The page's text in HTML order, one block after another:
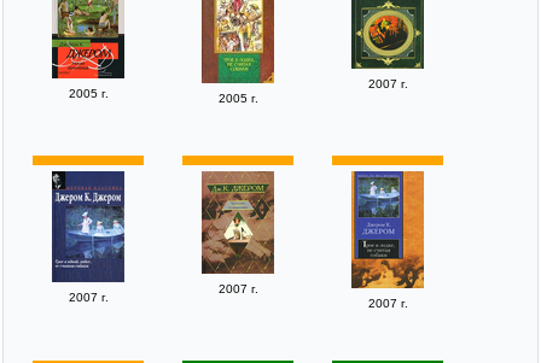
2005 г. 2005 г.
2007 г.
2007 г.
2007 г.
2007 г.